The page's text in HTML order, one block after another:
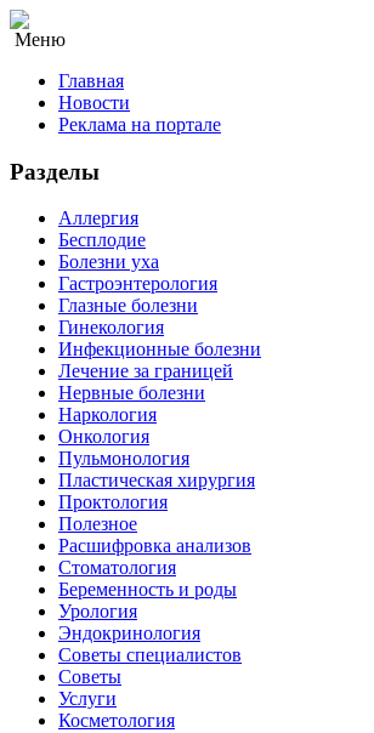
Меню
Главная
Новости
Реклама на портале
Разделы
Аллергия
Бесплодие
Болезни уха
Гастроэнтерология
Глазные болезни
Гинекология
Инфекционные болезни
Лечение за границей
Нервные болезни
Наркология
Онкология
Пульмонология
Пластическая хирургия
Проктология
Полезное
Расшифровка анализов
Стоматология
Беременность и роды
Урология
Эндокринология
Советы специалистов
Советы
Услуги
Косметология